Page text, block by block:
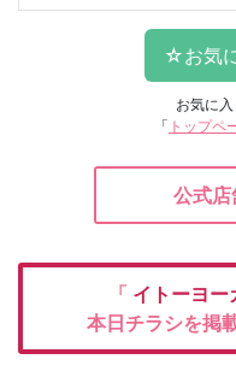
お気に
「 トップペ
公式店
「 イトーヨー
本日チラシを掲